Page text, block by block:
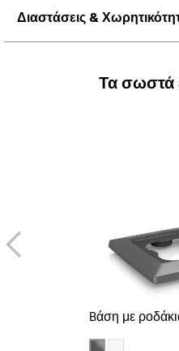
Διαστάσεις &
Τα σωστά
Bάση με